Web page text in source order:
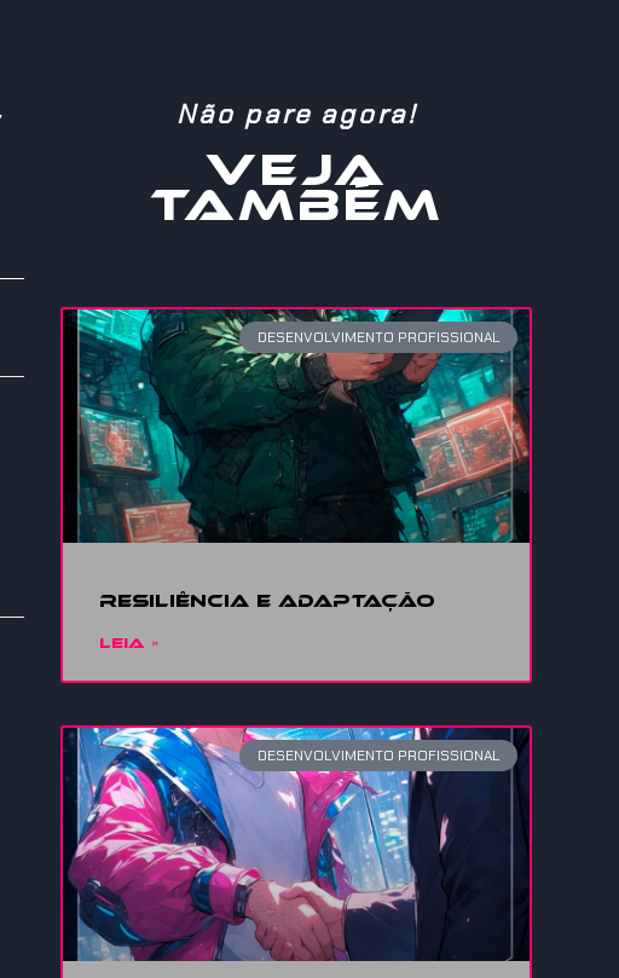
Não pare agora!
VEJA
TAMBÉM
DESENVOLVIMENTO PROFISSIONAL
Resiliência e adaptação
LEIA »
DESENVOLVIMENTO PROFISSIONAL